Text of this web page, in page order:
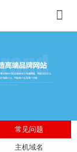
常见问题
主机域名